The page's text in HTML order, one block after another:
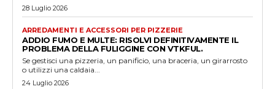
28 Luglio 2026
ARREDAMENTI E ACCESSORI PER PIZZERIE
ADDIO FUMO E MULTE: RISOLVI DEFINITIVAMENTE IL
PROBLEMA DELLA FULIGGINE CON VTKFUL.
Se gestisci una pizzeria, un panificio, una braceria, un girarrosto
o utilizzi una caldaia...
24 Luglio 2026